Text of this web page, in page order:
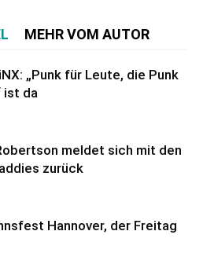
MEHR VOM AUTOR
„Punk für Leute, die Punk
ist da
meldet sich mit den
zurück
Hannover, der Freitag